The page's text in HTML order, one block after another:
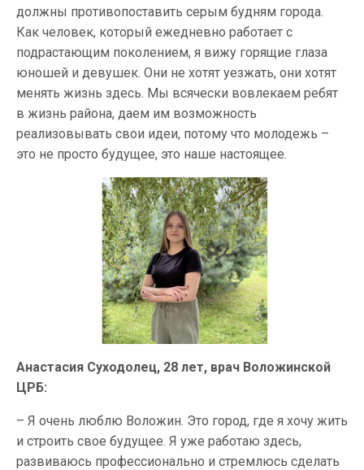
должны противопоставить серым будням города.
Как человек, который ежедневно работает с
подрастающим поколением, я вижу горящие глаза
юношей и девушек. Они не хотят уезжать, они хотят
менять жизнь здесь. Мы всячески вовлекаем ребят
в жизнь района, даем им возможность
реализовывать свои идеи, потому что молодежь –
это не просто будущее, это наше настоящее.
Анастасия Суходолец, 28 лет, врач Воложинской
ЦРБ:
– Я очень люблю Воложин. Это город, где я хочу жить
и строить свое будущее. Я уже работаю здесь,
развиваюсь профессионально и стремлюсь сделать